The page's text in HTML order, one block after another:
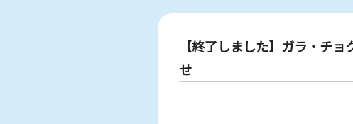
【終了しました】ガラ・チ
せ